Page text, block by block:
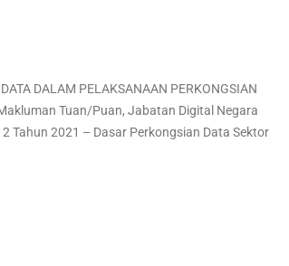
DALAM PELAKSANAAN PERKONGSIAN
Tuan/Puan, Jabatan Digital Negara
Tahun 2021 – Dasar Perkongsian Data Sektor